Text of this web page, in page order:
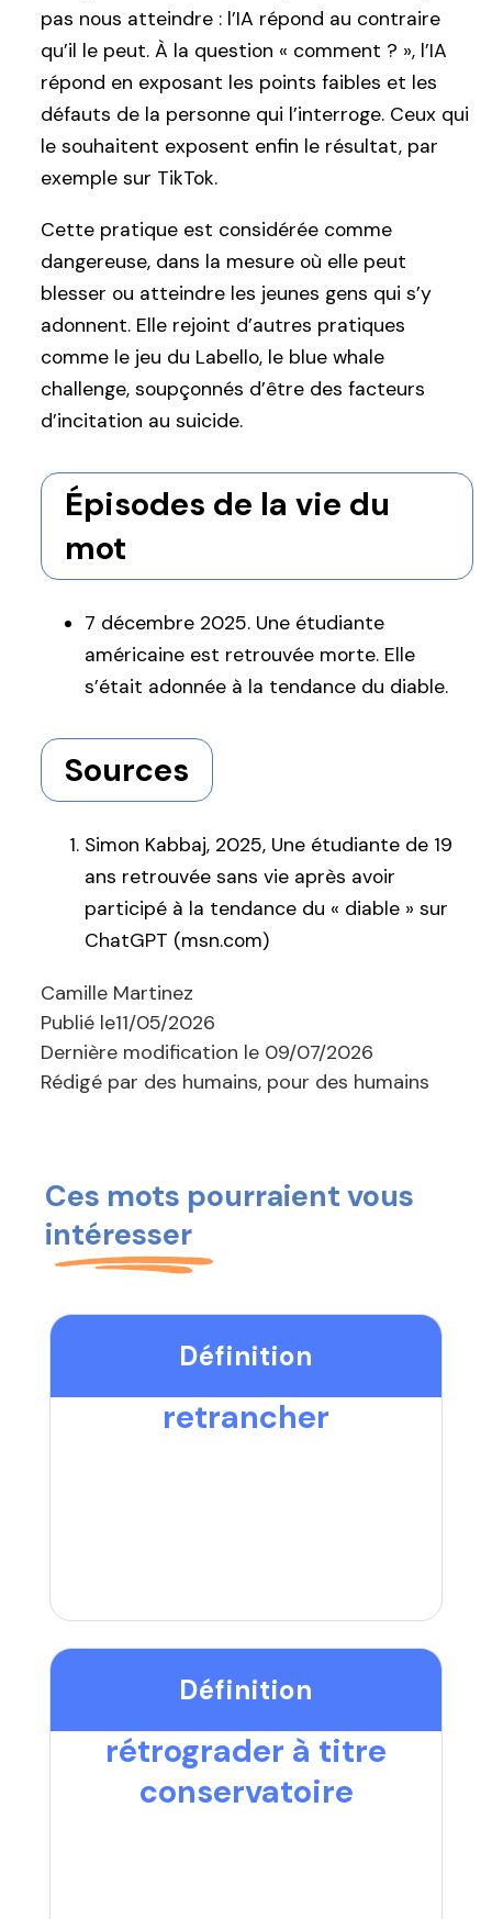
pas nous atteindre : l’IA répond au contraire
qu’il le peut. À la question « comment ? », l’IA
répond en exposant les points faibles et les
défauts de la personne qui l’interroge. Ceux qui
le souhaitent exposent enfin le résultat, par
exemple sur TikTok.
Cette pratique est considérée comme
dangereuse, dans la mesure où elle peut
blesser ou atteindre les jeunes gens qui s’y
adonnent. Elle rejoint d’autres pratiques
comme le jeu du Labello, le blue whale
challenge, soupçonnés d’être des facteurs
d’incitation au suicide.
Épisodes de la vie du
mot
7 décembre 2025. Une étudiante
américaine est retrouvée morte. Elle
s’était adonnée à la tendance du diable.
Sources
Simon Kabbaj, 2025, Une étudiante de 19
ans retrouvée sans vie après avoir
participé à la tendance du « diable » sur
ChatGPT (msn.com)
Camille Martinez
Publié le11/05/2026
Dernière modification le 09/07/2026
Rédigé par des humains, pour des humains
Ces mots pourraient vous
intéresser
Définition
retrancher
Définition
rétrograder à titre
conservatoire